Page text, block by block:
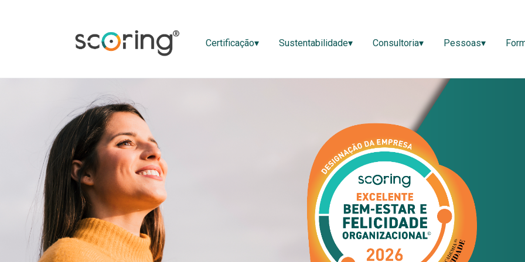
Certificação▾ Sustentabilidade▾ Consultoria▾ Pessoas▾
Certificação▾ Sustentabilidade▾ Consultoria▾